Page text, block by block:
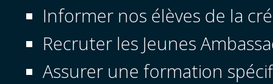
Informer nos élèves de la
Recruter les Jeunes
Assurer une formation